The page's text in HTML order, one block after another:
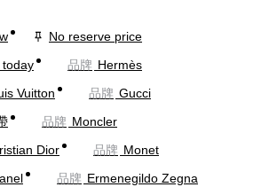
No reserve price
today
品牌 Hermès
Vuitton 品牌 Gucci
品牌 Moncler
Dior 品牌 Monet
品牌 Ermenegildo Zegna